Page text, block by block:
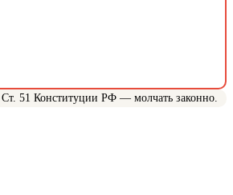
51 Конституции РФ — молчать законно.